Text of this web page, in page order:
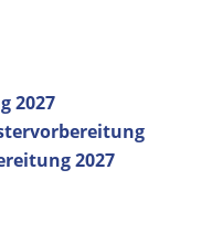
2027
2027